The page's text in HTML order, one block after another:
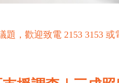
，歡迎致電 2153 3153 或